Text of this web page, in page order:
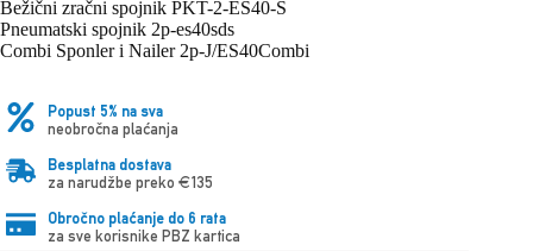
Bežični zračni spojnik PKT-2-ES40-S
Pneumatski spojnik 2p-es40sds
Combi Sponler i Nailer 2p-J/ES40Combi
Popust 5% na sva
neobročna plaćanja
Besplatna dostava
za narudžbe preko €135
Obročno plaćanje do 6 rata
za sve korisnike PBZ kartica